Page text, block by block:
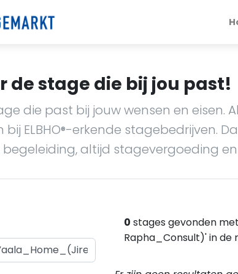
de stage die bij jou past!
die past bij jouw wensen en eisen.
ELBHO®-erkende stagebedrijven.
altijd stagevergoeding
0 stages gevonden
Rapha_Consult)' in de